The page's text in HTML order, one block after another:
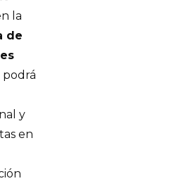
la
de
podrá
y
en